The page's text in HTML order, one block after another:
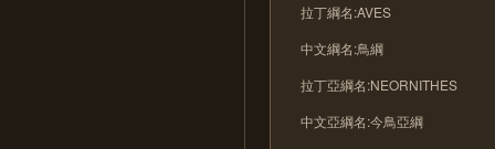
拉丁綱名:AVES
中文綱名:鳥綱
拉丁亞綱名:NEORNITHES
中文亞綱名:今鳥亞綱